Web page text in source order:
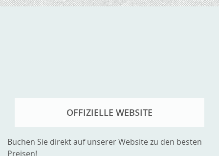
OFFIZIELLE WEBSITE
Buchen Sie direkt auf unserer Website zu den besten
Preisen!